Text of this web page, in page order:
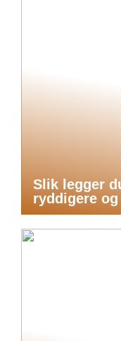
Slik legger
ryddigere